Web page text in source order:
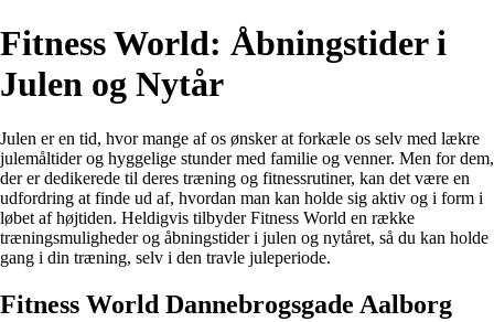
Fitness World: Åbningstider i
Julen og Nytår
Julen er en tid, hvor mange af os ønsker at forkæle os selv med lækre
julemåltider og hyggelige stunder med familie og venner. Men for dem,
der er dedikerede til deres træning og fitnessrutiner, kan det være en
udfordring at finde ud af, hvordan man kan holde sig aktiv og i form i
løbet af højtiden. Heldigvis tilbyder Fitness World en række
træningsmuligheder og åbningstider i julen og nytåret, så du kan holde
gang i din træning, selv i den travle juleperiode.
Fitness World Dannebrogsgade Aalborg